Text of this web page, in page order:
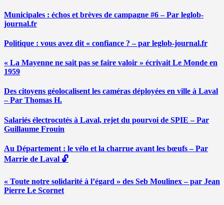
Municipales : échos et brèves de campagne #6 – Par leglob-
journal.fr
Politique : vous avez dit « confiance ? – par leglob-journal.fr
« La Mayenne ne sait pas se faire valoir » écrivait Le Monde en
1959
Des citoyens géolocalisent les caméras déployées en ville à Laval
– Par Thomas H.
Salariés électrocutés à Laval, rejet du pourvoi de SPIE – Par
Guillaume Frouin
Au Département : le vélo et la charrue avant les bœufs – Par
Marrie de Laval 🔓
« Toute notre solidarité à l’égard » des Seb Moulinex – par Jean
Pierre Le Scornet